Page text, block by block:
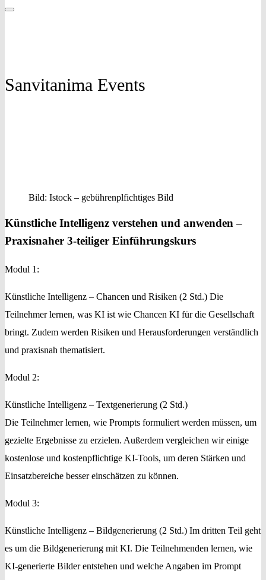
Sanvitanima Events
Bild: Istock – gebührenplfichtiges Bild
Künstliche Intelligenz verstehen und anwenden –
Praxisnaher 3-teiliger Einführungskurs
Modul 1:
Künstliche Intelligenz – Chancen und Risiken (2 Std.) Die
Teilnehmer lernen, was KI ist wie Chancen KI für die Gesellschaft
bringt. Zudem werden Risiken und Herausforderungen verständlich
und praxisnah thematisiert.
Modul 2:
Künstliche Intelligenz – Textgenerierung (2 Std.)
Die Teilnehmer lernen, wie Prompts formuliert werden müssen, um
gezielte Ergebnisse zu erzielen. Außerdem vergleichen wir einige
kostenlose und kostenpflichtige KI-Tools, um deren Stärken und
Einsatzbereiche besser einschätzen zu können.
Modul 3:
Künstliche Intelligenz – Bildgenerierung (2 Std.) Im dritten Teil geht
es um die Bildgenerierung mit KI. Die Teilnehmenden lernen, wie
KI-generierte Bilder entstehen und welche Angaben im Prompt